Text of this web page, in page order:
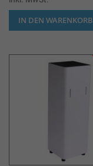
IN DEN WARENKORB